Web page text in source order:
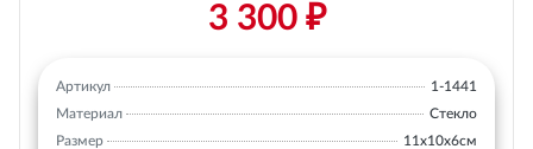
3 300 ₽
Артикул
1-1441
Материал
Стекло
Размер
11х10х6см